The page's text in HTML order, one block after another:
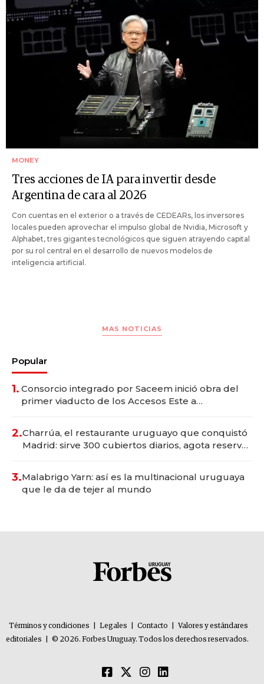
MONEY
Tres acciones de IA para invertir desde
Argentina de cara al 2026
Con cuentas en el exterior o a través de CEDEARs, los inversores
locales pueden aprovechar el impulso global de Nvidia, Microsoft y
Alphabet, tres gigantes tecnológicos que siguen atrayendo capital
por su rol central en el desarrollo de nuevos modelos de
inteligencia artificial.
MAS NOTICIAS
Popular
1. Consorcio integrado por Saceem inició obra del
primer viaducto de los Accesos Este a
2.Charrúa, el restaurante uruguayo que conquistó
Madrid: sirve 300 cubiertos diarios, agota reservas
3.Malabrigo Yarn: así es la multinacional uruguaya
que le da de tejer al mundo
Términos y condiciones Legales Contacto
Valores y estándares
editoriales
© 2026. Forbes Uruguay. Todos los derechos reservados.